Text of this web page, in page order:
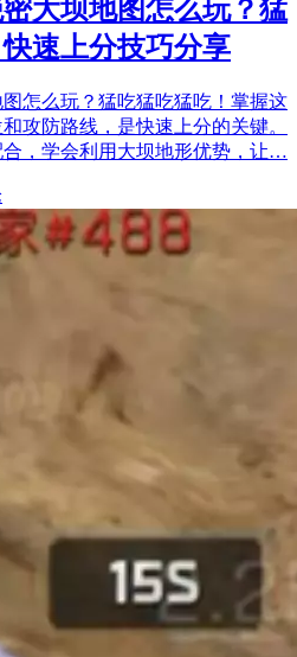
密大坝地图怎么玩？猛
速上分技巧分享
图怎么玩？猛吃猛吃猛吃！掌握这
攻防路线，是快速上分的关键。
，学会利用大坝地形优势，让…